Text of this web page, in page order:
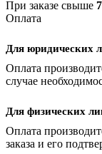
При заказе свыше
Оплата
Для юридических
Оплата
случае
Для физических
Оплата
заказа и его